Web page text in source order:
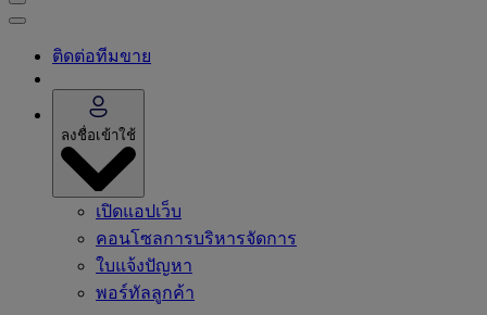
ติดต่อทีมขาย
ลงชื่อเข้าใช้
เปิดแอปเว็บ
คอนโซลการบริหารจัดการ
ใบแจ้งปัญหา
พอร์ทัลลูกค้า